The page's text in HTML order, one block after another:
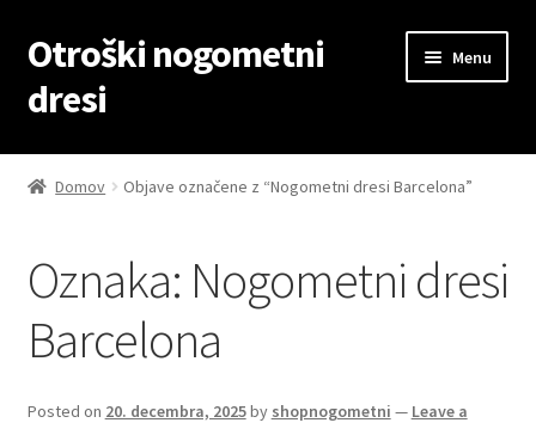
Skip
to
navigation
Skip
to
content
Otroški nogometni
dresi
Menu
Domov
Kontaktiraj nas
Košarica
Moj račun
Domov Objave označene z “Nogometni dresi Barcelona”
Oznaka: Nogometni dresi
Barcelona
Posted on 20. decembra, 2025by shopnogometni — Leave a